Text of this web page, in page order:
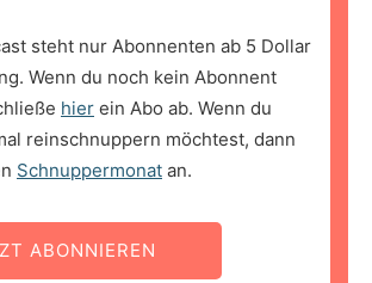
steht nur Abonnenten ab 5 Dollar
Wenn du noch kein Abonnent
hier ein Abo ab. Wenn du
reinschnuppern möchtest, dann
Schnuppermonat an.
ABONNIEREN